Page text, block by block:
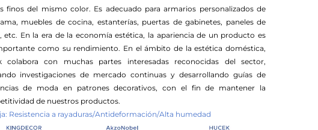
finos del mismo color. Es adecuado para armarios personalizados de
muebles de cocina, estanterías, puertas de gabinetes, paneles de
etc. En la era de la economía estética, la apariencia de un producto es
como su rendimiento. En el ámbito de la estética doméstica,
colabora con muchas partes interesadas reconocidas del sector,
investigaciones de mercado continuas y desarrollando guías de
de moda en patrones decorativos, con el fin de mantener la
de nuestros productos.
Resistencia a rayaduras/Antideformación/Alta humedad